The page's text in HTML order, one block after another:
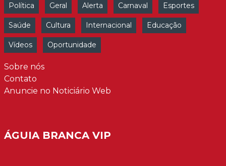
Política Geral Alerta Carnaval Esportes
Saúde Cultura Internacional Educação
Vídeos Oportunidade
Sobre nós
Contato
Anuncie no Noticiário Web
ÁGUIA BRANCA VIP